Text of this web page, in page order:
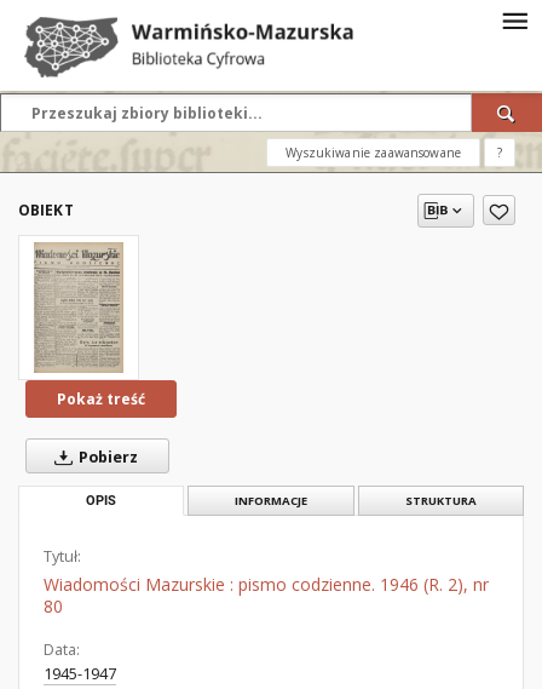
Wyszukiwanie zaawansowane ?
OBIEKT
Pokaż treść
Pobierz
OPIS INFORMACJE STRUKTURA
Tytuł:
Wiadomości Mazurskie : pismo codzienne. 1946 (R. 2), nr
80
Data:
1945-1947